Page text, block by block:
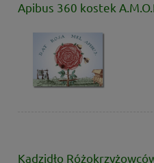
Apibus 360 kostek
Kadzidło